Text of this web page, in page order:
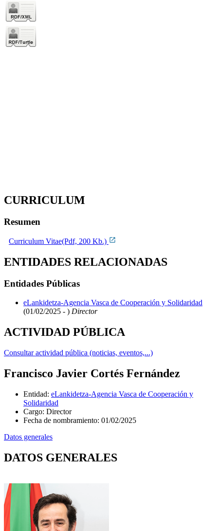
CURRICULUM
Resumen
Curriculum Vitae(Pdf, 200 Kb.)
ENTIDADES RELACIONADAS
Entidades Públicas
eLankidetza-Agencia Vasca de Cooperación y Solidaridad
(01/02/2025 - ) Director
ACTIVIDAD PÚBLICA
Consultar actividad pública (noticias, eventos,...)
Francisco Javier Cortés Fernández
Entidad: eLankidetza-Agencia Vasca de Cooperación y
Solidaridad
Cargo: Director
Fecha de nombramiento: 01/02/2025
Datos generales
DATOS GENERALES